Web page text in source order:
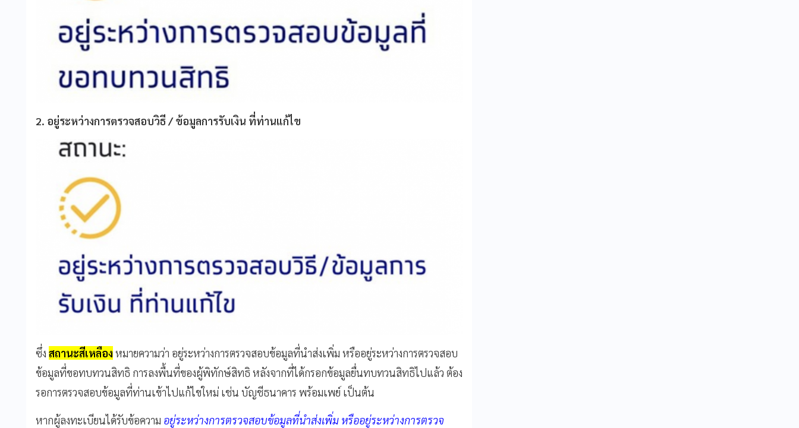
2. อยู่ระหว่างการตรวจสอบวิธี / ข้อมูลการรับเงิน ที่ท่านแก้ไข
ซึ่ง สถานะสีเหลือง หมายความว่า อยู่ระหว่างการตรวจสอบข้อมูลที่นำส่งเพิ่ม หรืออยู่ระหว่างการตรวจสอบ
ข้อมูลที่ขอทบทวนสิทธิ การลงพื้นที่ของผู้พิทักษ์สิทธิ หลังจากที่ได้กรอกข้อมูลยื่นทบทวนสิทธิไปแล้ว ต้อง
รอการตรวจสอบข้อมูลที่ท่านเข้าไปแก้ไขใหม่ เช่น บัญชีธนาคาร พร้อมเพย์ เป็นต้น
หากผู้ลงทะเบียนได้รับข้อความ อยู่ระหว่างการตรวจสอบข้อมูลที่นำส่งเพิ่ม หรืออยู่ระหว่างการตรวจ